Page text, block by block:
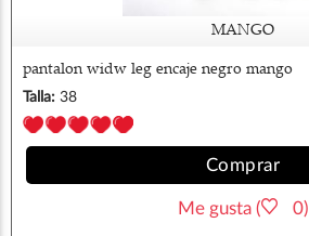
MANGO
pantalon widw leg encaje negro mango
Talla: 38
Comprar
Me gusta ( 0)